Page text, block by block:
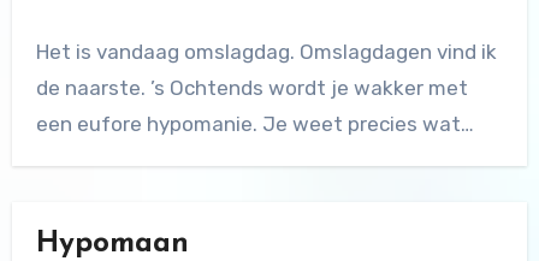
Het is vandaag omslagdag. Omslagdagen vind ik
de naarste. ’s Ochtends wordt je wakker met
een eufore hypomanie. Je weet precies wat…
Hypomaan